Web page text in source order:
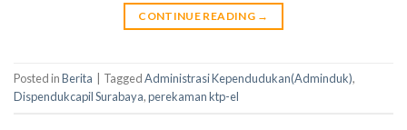
CONTINUE READING →
Posted inBerita TaggedAdministrasi Kependudukan(Adminduk),
Dispendukcapil Surabaya,perekaman ktp-el